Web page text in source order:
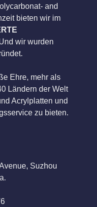
and
bieten wir im
wir wurden
Ehre, mehr als
Ländern der Welt
Acrylplatten und
zu bieten.
Suzhou